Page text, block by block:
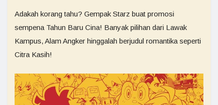
Adakah korang tahu? Gempak Starz buat promosi
sempena Tahun Baru Cina! Banyak pilihan dari Lawak
Kampus, Alam Angker hinggalah berjudul romantika seperti
Citra Kasih!